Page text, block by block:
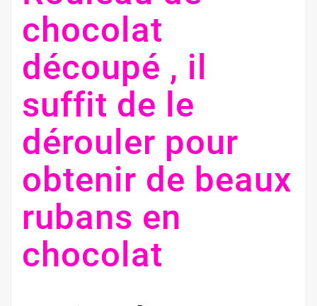
chocolat
découpé , il
suffit de le
dérouler pour
obtenir de beaux
rubans en
chocolat